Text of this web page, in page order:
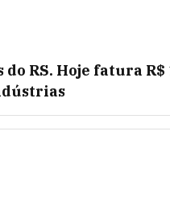
RS. Hoje fatura